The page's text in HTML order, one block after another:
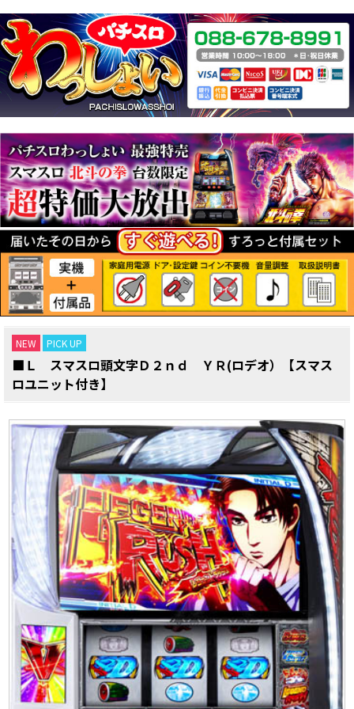
NEW PICK UP
■Ｌ スマスロ頭文字Ｄ２ｎｄ ＹＲ(ロデオ）【スマス
ロユニット付き】